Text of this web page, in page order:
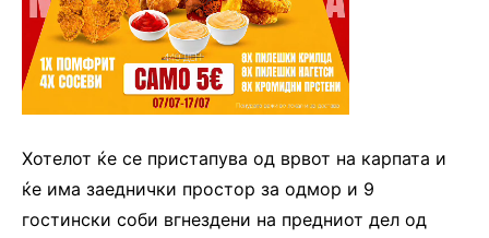
Хотелот ќе се пристапува од врвот на карпата и
ќе има заеднички простор за одмор и 9
гостински соби вгнездени на предниот дел од